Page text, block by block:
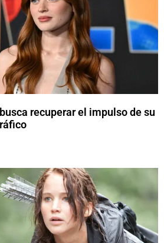
recuperar el impulso de su